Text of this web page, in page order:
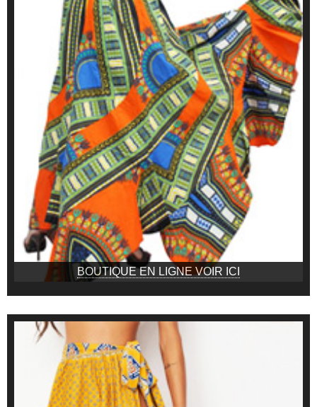
BOUTIQUE EN LIGNE VOIR ICI